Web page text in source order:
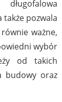
pozwala
ważne,
wybór
od takich
budowy oraz